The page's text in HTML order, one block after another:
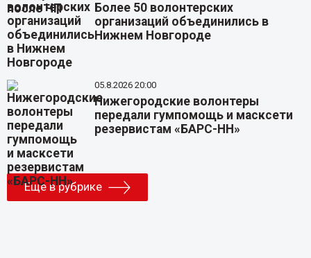
Более 50 волонтерских
организаций объединились в
Нижнем Новгороде
05.8.2026 20:00
Нижегородские волонтеры
передали гумпомощь и масксети
резервистам «БАРС-НН»
Еще в рубрике